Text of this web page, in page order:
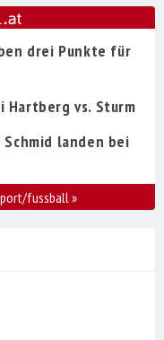
drei Punkte für
Hartberg vs. Sturm
landen bei
fussball»